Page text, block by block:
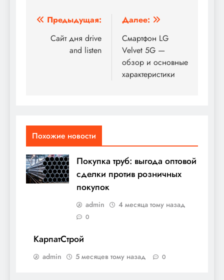
Навигация
записям
Предыдущая:
Сайт дня drive
and listen
Далее:
Смартфон LG
Velvet 5G —
обзор и основные
характеристики
Похожие новости
Покупка труб: выгода оптовой
сделки против розничных
покупок
admin 4 месяца тому назад
0
КарпатСтрой
admin 5 месяцев тому назад 0